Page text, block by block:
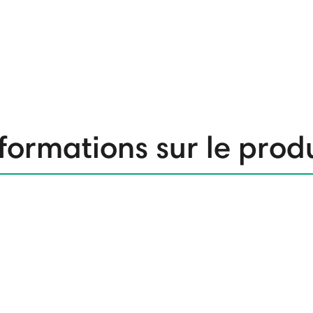
sur le